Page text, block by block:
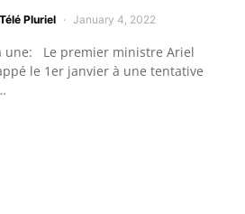
Pluriel January 4, 2022
une: Le premier ministre Ariel
le 1er janvier à une tentative